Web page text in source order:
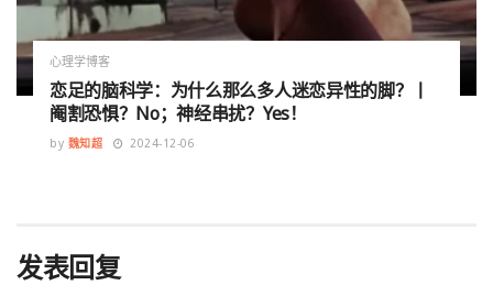
心理学博客
恋足的脑科学：为什么那么多人迷恋异性的脚？丨
阉割恐惧？No；神经串扰？Yes！
by 魏知超 2024-12-06
发表回复